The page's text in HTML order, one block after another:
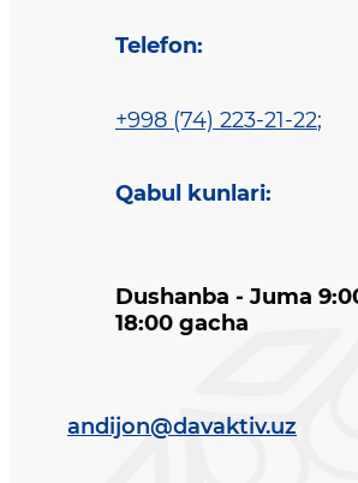
Telefon:
+998 (74) 223-21-22;
Qabul kunlari:
Dushanba - Juma
18:00 gacha
andijon@davaktiv.uz